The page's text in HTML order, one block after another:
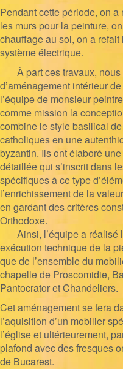
Pendant cette période, on
les murs pour la peinture,
chauffage au sol, on a
système électrique.
À part ces travaux, nous
d’aménagement intérieur
l’équipe de monsieur
comme mission la
combine le style basilical
catholiques en une
byzantin. Ils ont élaboré
détaillée qui s’inscrit dans
spécifiques à ce type
l’enrichissement de la
en gardant des critères
Orthodoxe.
Ainsi, l’équipe a réalisé
exécution technique de la
que de l’ensemble du
chapelle de Proscomidie,
Pantocrator et Chandeliers.
Cet aménagement se fera
l’aquisition d’un mobilier
l’église et ultérieurement,
plafond avec des fresques
de Bucarest.